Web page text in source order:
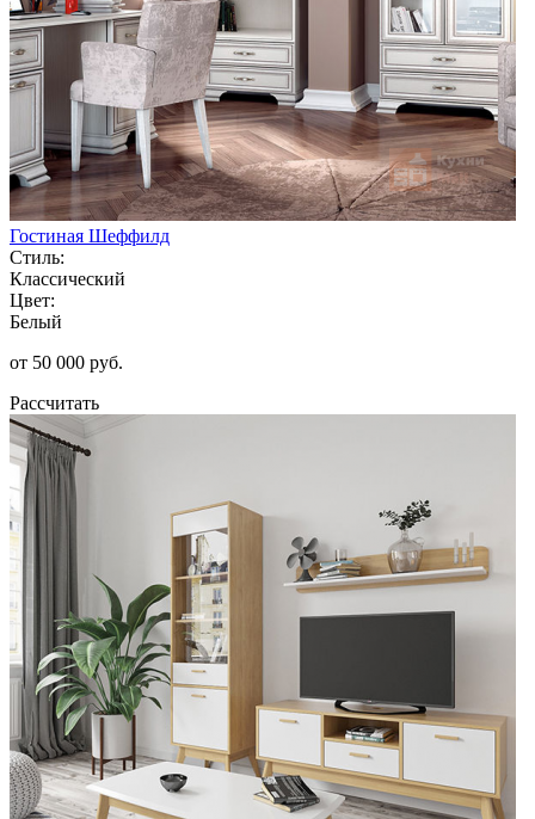
Гостиная Шеффилд
Стиль:
Классический
Цвет:
Белый
от 50 000 руб.
Рассчитать